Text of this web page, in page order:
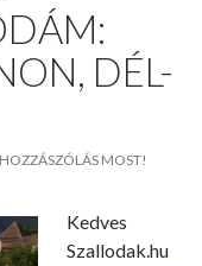
DÉL-
HOZZÁSZÓLÁS MOST!
Kedves
Szallodak.hu